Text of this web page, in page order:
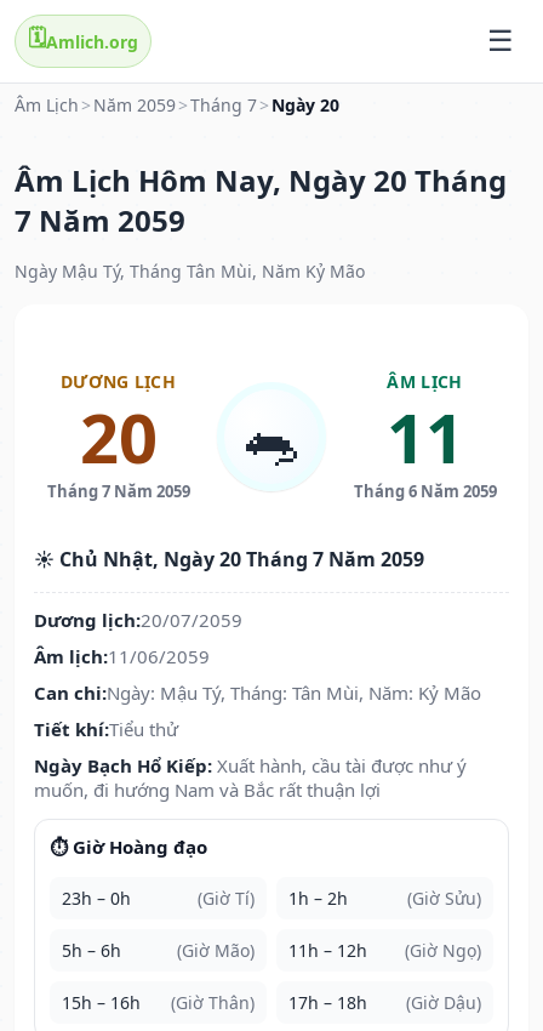
🗓️Amlich.org
Âm Lịch > Năm 2059>Tháng 7> Ngày 20
Âm Lịch Hôm Nay, Ngày 20 Tháng
7 Năm 2059
Ngày Mậu Tý, Tháng Tân Mùi, Năm Kỷ Mão
DƯƠNG LỊCH
20
Tháng 7 Năm 2059
🐀
ÂM LỊCH
11
Tháng 6 Năm 2059
☀️ Chủ Nhật, Ngày 20 Tháng 7 Năm 2059
Dương lịch:20/07/2059
Âm lịch:11/06/2059
Can chi:Ngày: Mậu Tý, Tháng: Tân Mùi, Năm: Kỷ Mão
Tiết khí:Tiểu thử
Ngày Bạch Hổ Kiếp: Xuất hành, cầu tài được như ý
muốn, đi hướng Nam và Bắc rất thuận lợi
⏱️ Giờ Hoàng đạo
23h – 0h (Giờ Tí) 1h – 2h (Giờ Sửu)
5h – 6h (Giờ Mão) 11h – 12h (Giờ Ngọ)
15h – 16h (Giờ Thân) 17h – 18h (Giờ Dậu)